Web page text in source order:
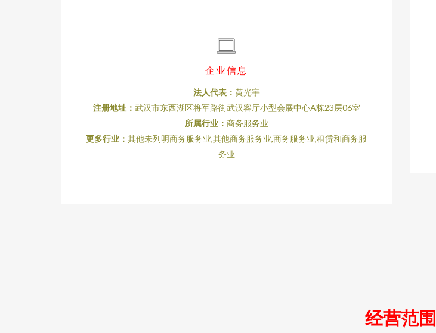
企业信息
法人代表： 黄光宇
注册地址： 武汉市东西湖区将军路街武汉客厅小型会展中心A栋23层06室
所属行业： 商务服务业
更多行业： 其他未列明商务服务业,其他商务服务业,商务服务业,租赁和商务服
务业
经营范围